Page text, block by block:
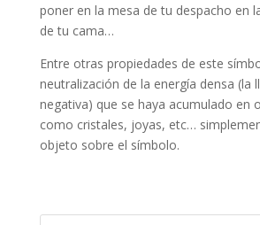
poner en la mesa de tu despacho en
de tu cama…
Entre otras propiedades de este
neutralización de la energía densa (la
negativa) que se haya acumulado en
como cristales, joyas, etc…
objeto sobre el símbolo.